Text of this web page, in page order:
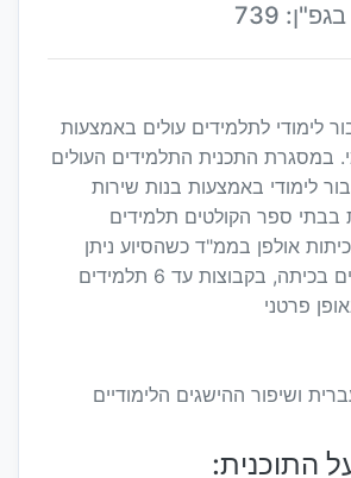
739
לימודי לתלמידים עולים באמצעות
במסגרת התכנית התלמידים העולים
לימודי באמצעות בנות שירות
בבתי ספר הקולטים תלמידים
אולפן בממ"ד כשהסיוע ניתן
במסגרת השיעורים בכיתה, בקבוצות עד 6 תלמידים
פרטני
ושיפור ההישגים הלימודיים
התוכנית: